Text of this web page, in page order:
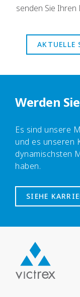
senden Sie Ihren
AKTUELLE
Werden
Es sind unsere
und es unseren
dynamischsten
haben.
SIEHE